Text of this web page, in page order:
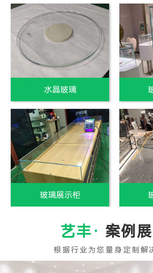
白玻璃
白玻璃制作
案例